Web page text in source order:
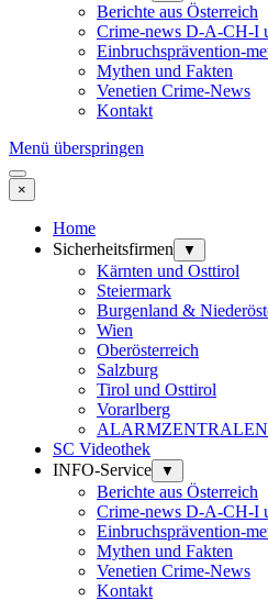
Berichte aus Österreich
Crime-news D-A-CH-I
Einbruchsprävention-
Mythen und Fakten
Venetien Crime-News
Kontakt
Menü überspringen
×
Home
Sicherheitsfirmen
▼
Kärnten und Osttirol
Steiermark
Burgenland &
Wien
Oberösterreich
Salzburg
Tirol und Osttirol
Vorarlberg
ALARMZENTRALEN
SC Videothek
INFO-Service
▼
Berichte aus Österreich
Crime-news D-A-CH-I
Einbruchsprävention-
Mythen und Fakten
Venetien Crime-News
Kontakt